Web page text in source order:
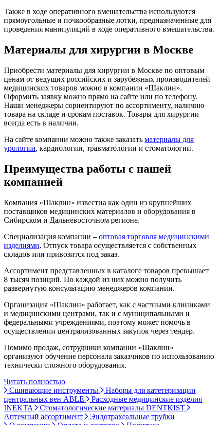
Также в ходе оперативного вмешательства используются
прямоугольные и почкообразные лотки, предназначенные для
проведения манипуляций в ходе оперативного вмешательства.
Материалы для хирургии в Москве
Приобрести материалы для хирургии в Москве по оптовым
ценам от ведущих российских и зарубежных производителей
медицинских товаров можно в компании «Шаклин».
Оформить заявку можно прямо на сайте или по телефону.
Наши менеджеры сориентируют по ассортименту, наличию
товара на складе и срокам поставок. Товары для хирургии
всегда есть в наличии.
На сайте компании можно также заказать материалы для
урологии, кардиологии, травматологии и стоматологии.
Преимущества работы с нашей
компанией
Компания «Шаклин» известна как один из крупнейших
поставщиков медицинских материалов и оборудования в
Сибирском и Дальневосточном регионе.
Специализация компании – оптовая торговля медицинскими
изделиями. Отпуск товара осуществляется с собственных
складов или привозится под заказ.
Ассортимент представленных в каталоге товаров превышает
8 тысяч позиций. По каждой из них можно получить
развернутую консультацию менеджеров компании.
Организация «Шаклин» работает, как с частными клиниками
и медицинскими центрами, так и с муниципальными и
федеральными учреждениями, поэтому может помочь в
осуществлении централизованных закупок через тендер.
Помимо продаж, сотрудники компании «Шаклин»
организуют обучение персонала заказчиков по использованию
технически сложного оборудования.
Читать полностью
Сшивающие инструменты
Наборы для катетеризации
центральных вен ABLE
Расходные медицинские изделия
INEKTA
Стоматологические материалы DENTKIST
Аптечный ассортимент
Эндотрахеальные трубки